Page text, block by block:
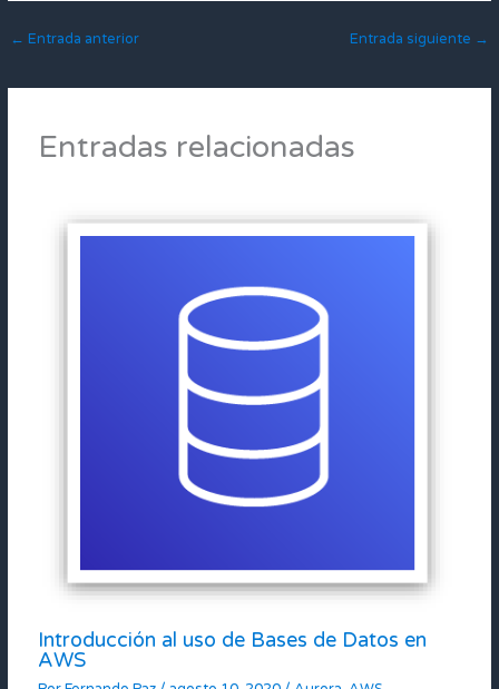
← Entrada anterior Entrada siguiente →
Entradas relacionadas
Introducción al uso de Bases de Datos en
AWS